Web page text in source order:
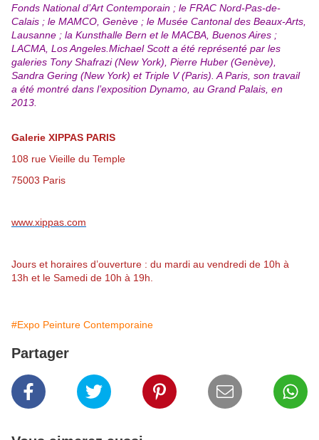
Fonds National d’Art Contemporain ; le FRAC Nord-Pas-de-
Calais ; le MAMCO, Genève ; le Musée Cantonal des Beaux-Arts,
Lausanne ; la Kunsthalle Bern et le MACBA, Buenos Aires ;
LACMA, Los Angeles.Michael Scott a été représenté par les
galeries Tony Shafrazi (New York), Pierre Huber (Genève),
Sandra Gering (New York) et Triple V (Paris). A Paris, son travail
a été montré dans l’exposition Dynamo, au Grand Palais, en
2013.
Galerie XIPPAS PARIS
108 rue Vieille du Temple
75003 Paris
www.xippas.com
Jours et horaires d’ouverture : du mardi au vendredi de 10h à
13h et le Samedi de 10h à 19h.
#Expo Peinture Contemporaine
Partager